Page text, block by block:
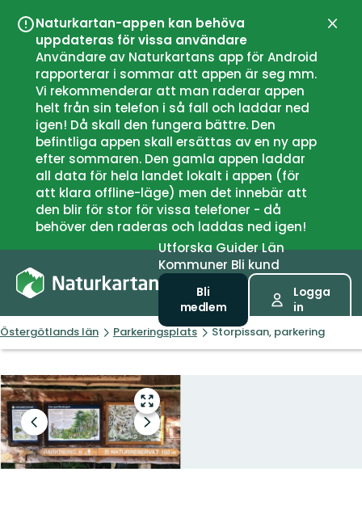
Naturkartan-appen kan behöva
uppdateras för vissa användare
Användare av Naturkartans app för Android
rapporterar i sommar att appen är seg mm.
Vi rekommenderar att man raderar appen
helt från sin telefon i så fall och laddar ned
igen! Då skall den fungera bättre. Den
befintliga appen skall ersättas av en ny app
efter sommaren. Den gamla appen laddar
all data för hela landet lokalt i appen (för
att klara offline-läge) men det innebär att
den blir för stor för vissa telefoner - då
behöver den raderas och laddas ned igen!
UtforskaGuiderLän
Kommuner Bli kund
Bli
medlem
Logga
in
Östergötlands län Parkeringsplats Storpissan, parkering
Gå
till
helskärmsläge
Föregående
bild
Nästa
bildspel